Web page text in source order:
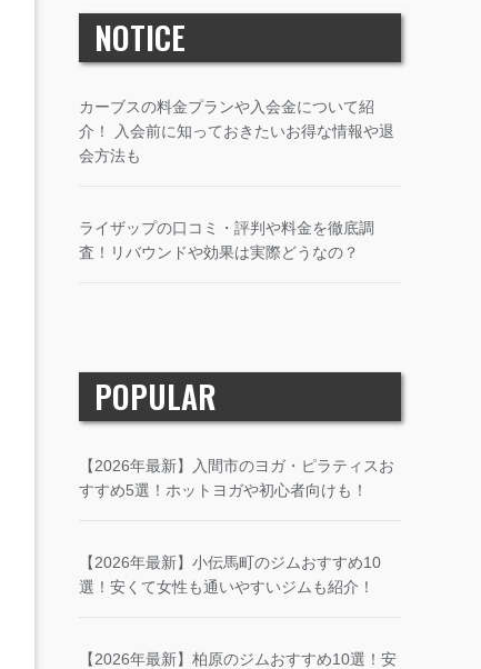
NOTICE
カーブスの料金プランや入会金について紹
介！ 入会前に知っておきたいお得な情報や退
会方法も
ライザップの口コミ・評判や料金を徹底調
査！リバウンドや効果は実際どうなの？
POPULAR
【2026年最新】入間市のヨガ・ピラティスお
すすめ5選！ホットヨガや初心者向けも！
【2026年最新】小伝馬町のジムおすすめ10
選！安くて女性も通いやすいジムも紹介！
【2026年最新】柏原のジムおすすめ10選！安